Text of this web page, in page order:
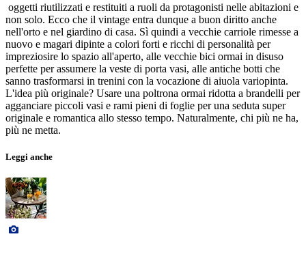
oggetti riutilizzati e restituiti a ruoli da protagonisti nelle abitazioni e
non solo. Ecco che il vintage entra dunque a buon diritto anche
nell'orto e nel giardino di casa. Sì quindi a vecchie carriole rimesse a
nuovo e magari dipinte a colori forti e ricchi di personalità per
impreziosire lo spazio all'aperto, alle vecchie bici ormai in disuso
perfette per assumere la veste di porta vasi, alle antiche botti che
sanno trasformarsi in trenini con la vocazione di aiuola variopinta.
L'idea più originale? Usare una poltrona ormai ridotta a brandelli per
agganciare piccoli vasi e rami pieni di foglie per una seduta super
originale e romantica allo stesso tempo. Naturalmente, chi più ne ha,
più ne metta.
Leggi anche